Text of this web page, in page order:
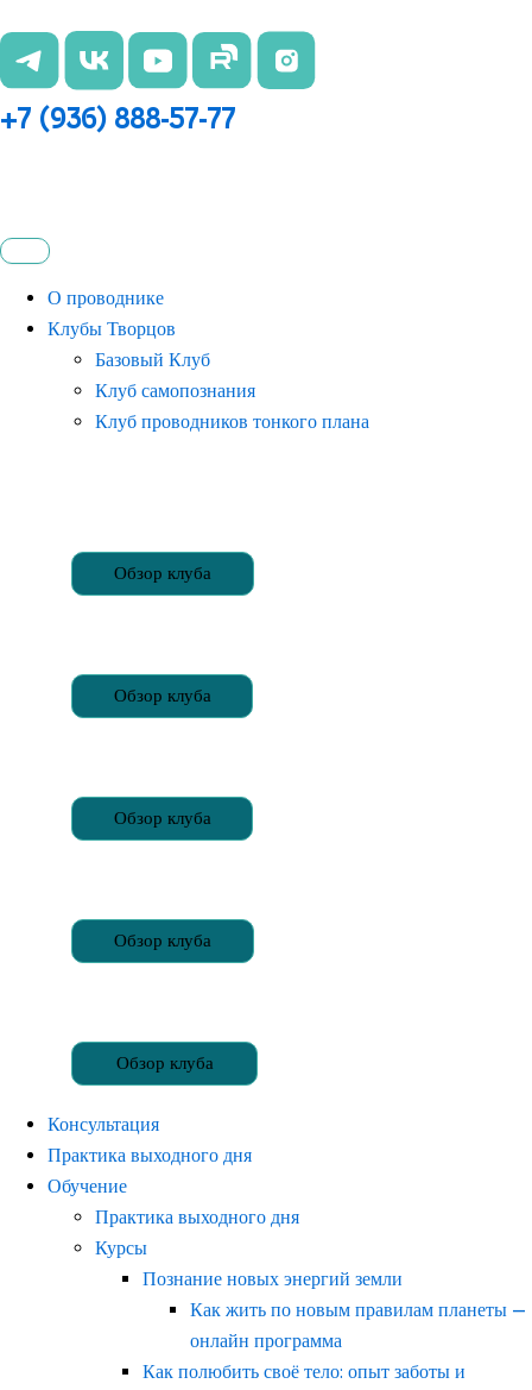
к
содержимому
+7 (936) 888-57-77
О проводнике
Клубы Творцов
Базовый Клуб
Клуб самопознания
Клуб проводников тонкого плана
Обзор клуба
Обзор клуба
Обзор клуба
Обзор клуба
Обзор клуба
Консультация
Практика выходного дня
Обучение
Практика выходного дня
Курсы
Познание новых энергий земли
Как жить по новым правилам планеты —
онлайн программа
Как полюбить своё тело: опыт заботы и